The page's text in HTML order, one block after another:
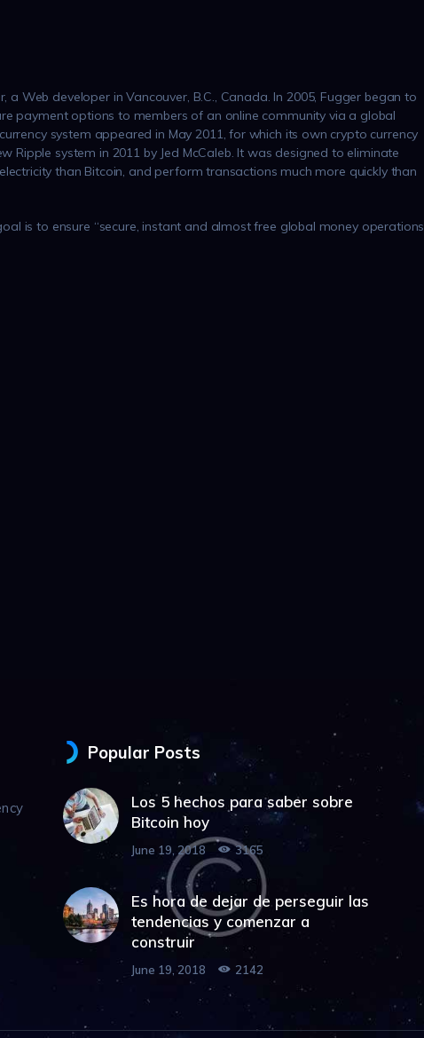
Web developer in Vancouver, B.C., Canada. In 2005, Fugger began to
payment options to members of an online community via a global
system appeared in May 2011, for which its own crypto currency
Ripple system in 2011 by Jed McCaleb. It was designed to eliminate
than Bitcoin, and perform transactions much more quickly than
is to ensure “secure, instant and almost free global money operations
Popular Posts
Los 5 hechos para saber sobre
Bitcoin hoy
June 19, 2018 3165
Es hora de dejar de perseguir las
tendencias y comenzar a
construir
June 19, 2018 2142